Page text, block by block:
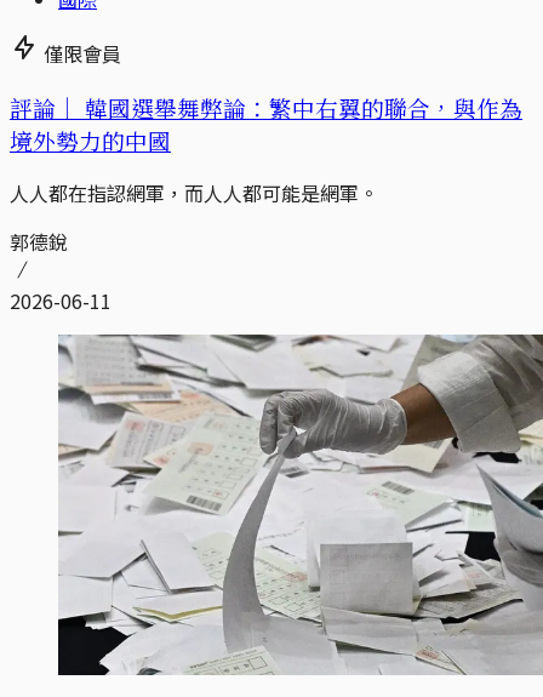
僅限會員
評論｜ 韓國選舉舞弊論：繁中右翼的聯合，與作為
境外勢力的中國
人人都在指認網軍，而人人都可能是網軍。
郭德銳
2026-06-11